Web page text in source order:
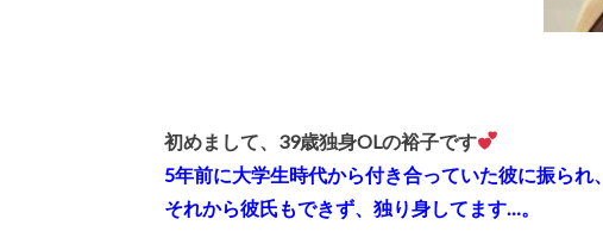
初めまして、39歳独身OLの裕子です
5年前に大学生時代から付き合っていた彼に振られ、
それから彼氏もできず、独り身してます…。